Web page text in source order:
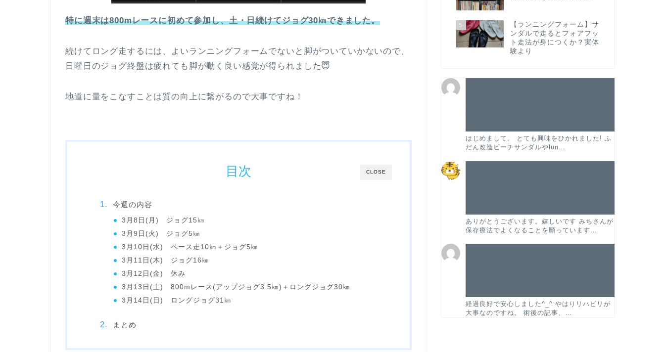
特に週末は800mレースに初めて参加し、土・日続けてジョグ30㎞できました。
続けてロング走するには、よいランニングフォームでないと脚がついていかないので、
日曜日のジョグ終盤は疲れても脚が動く良い感覚が得られました😇
地道に量をこなすことは質の向上に繋がるので大事ですね！
CLOSE
目次
今週の内容
3月8日(月) ジョグ15㎞
3月9日(火) ジョグ5㎞
3月10日(水) ペース走10㎞＋ジョグ5㎞
3月11日(木) ジョグ16㎞
3月12日(金) 休み
3月13日(土) 800mレース(アップジョグ3.5㎞)＋ロングジョグ30㎞
3月14日(日) ロングジョグ31㎞
まとめ
5
【ランニングフォーム】サ
ンダルで走るとフォアフッ
ト走法が身につくか？実体
験より
はじめまして。 とても興味をひかれました! ふ
だん改造ビーチサンダルやlun…
ありがとうございます。嬉しいです みちさんが
保存療法でよくなることを願っています…
経過良好で安心しました^_^ やはりリハビリが
大事なのですね。 術後の記事、…